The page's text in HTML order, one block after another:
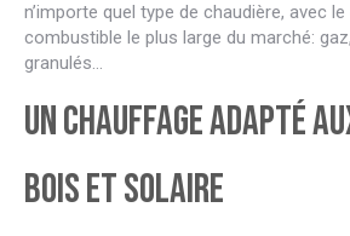
n’importe quel type de chaudière, avec
combustible le plus large du marché:
granulés…
Un chauffage adapté
bois et solaire